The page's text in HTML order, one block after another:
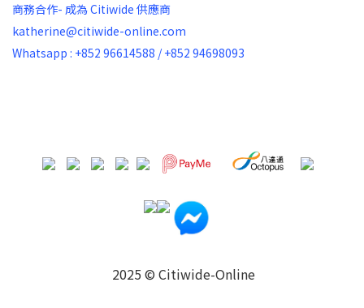
商務合作- 成為 Citiwide 供應商
katherine@citiwide-online.com
Whatsapp : +852 96614588 / +852 94698093
2025 © Citiwide-Online